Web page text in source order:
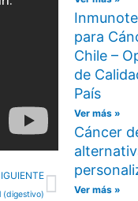
(digestivo)
para
Chile –
de
País
Ver más »
Cáncer
Ver más »